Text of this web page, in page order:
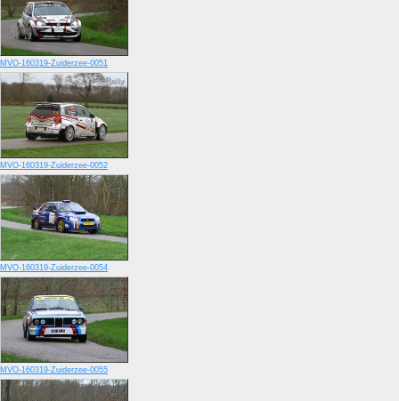
MVO-160319-Zuiderzee-0051
MVO-160319-Zuiderzee-0052
MVO-160319-Zuiderzee-0054
MVO-160319-Zuiderzee-0055